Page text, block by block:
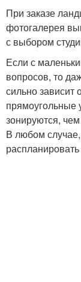
При заказе
фотогалерея
с выбором
Если с
вопросов, то
сильно
прямоугольные
зонируются,
В любом случае,